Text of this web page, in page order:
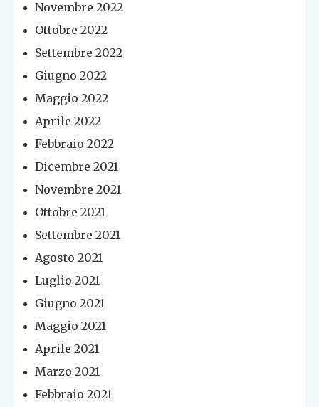
Novembre 2022
Ottobre 2022
Settembre 2022
Giugno 2022
Maggio 2022
Aprile 2022
Febbraio 2022
Dicembre 2021
Novembre 2021
Ottobre 2021
Settembre 2021
Agosto 2021
Luglio 2021
Giugno 2021
Maggio 2021
Aprile 2021
Marzo 2021
Febbraio 2021